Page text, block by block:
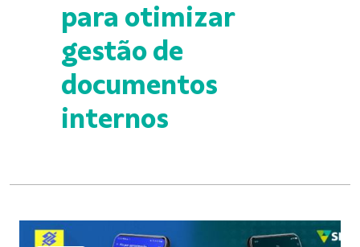
para otimizar
gestão de
documentos
internos